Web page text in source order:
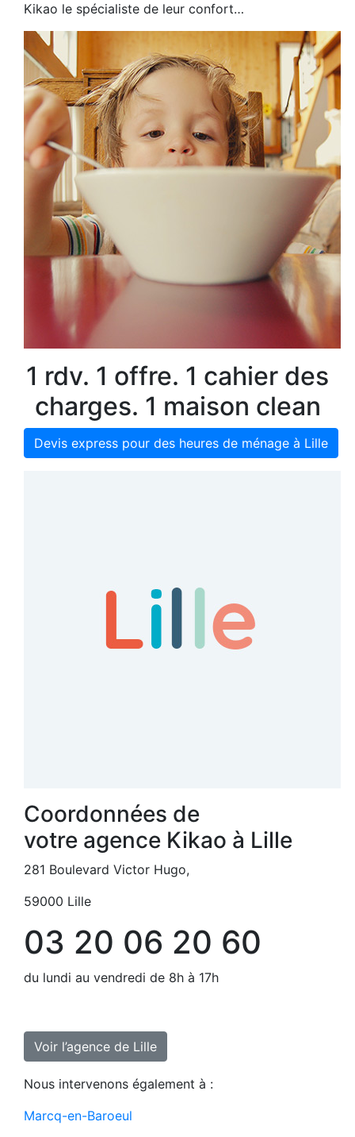
Kikao le spécialiste de leur confort…
1 rdv. 1 offre. 1 cahier des
charges. 1 maison clean
Devis express pour des heures de ménage à Lille
Coordonnées de
votre agence Kikao à Lille
281 Boulevard Victor Hugo,
59000 Lille
03 20 06 20 60
du lundi au vendredi de 8h à 17h
Voir l’agence de Lille
Nous intervenons également à :
Marcq-en-Baroeul